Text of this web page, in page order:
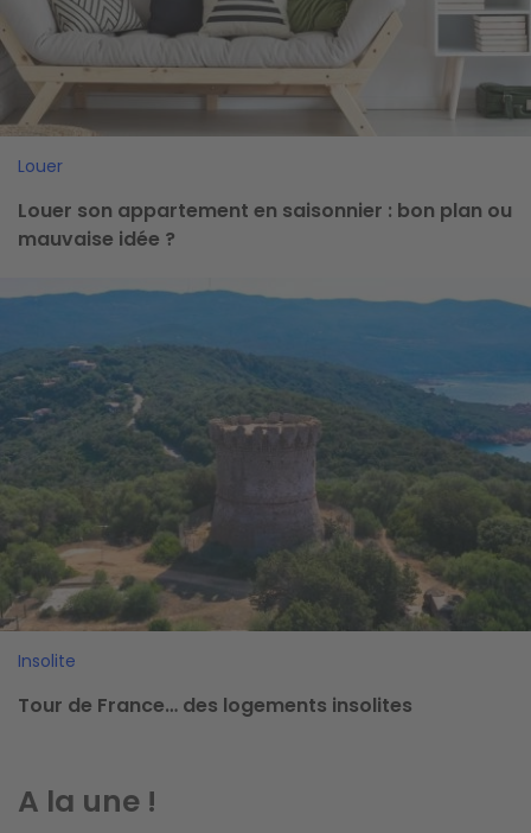
Louer
Louer son appartement en saisonnier : bon plan ou
mauvaise idée ?
Image
Insolite
Tour de France… des logements insolites
A la une !